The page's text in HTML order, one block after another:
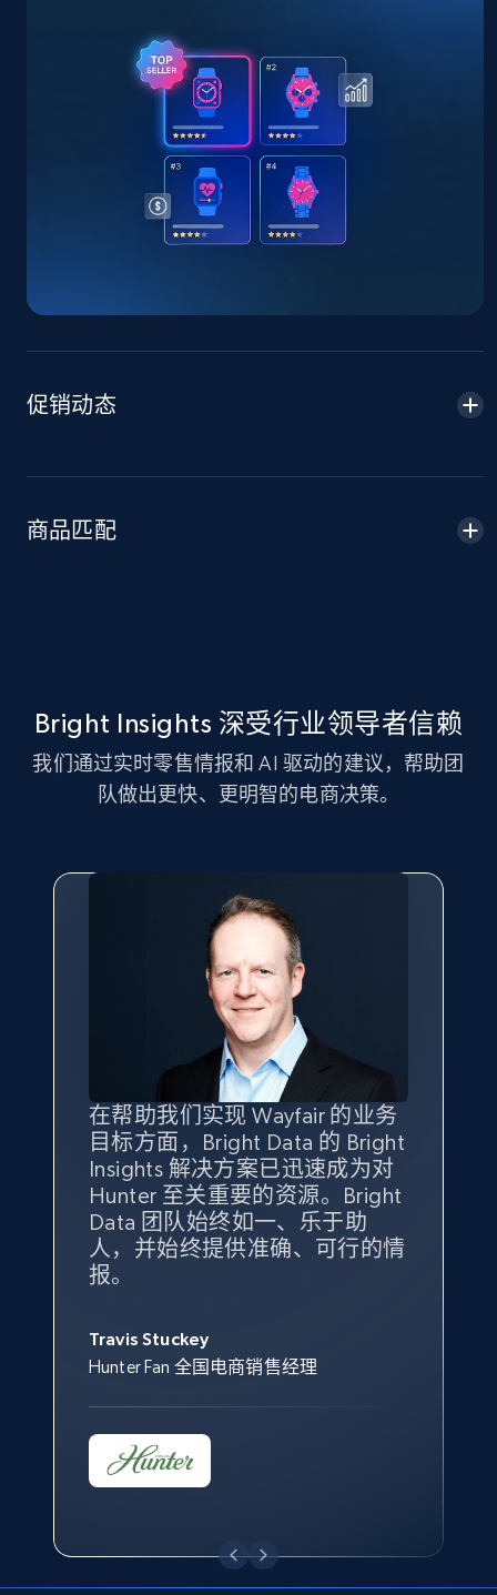
by keywords search
URL, Title, Available, Description, Currency, Initial
price, Final price, Discount percent, and more.
668+ 立即开始
price, Final price, Discount percent, and more.
Seller id, URL, Seller name, Description, Detailed
info, Stars, Feedbacks, Return policy, and more.
eBay
URL, Product id, Title, Seller name, Seller rating,
Seller reviews, Breadcrumbs, Root category, and
more.
eBay - Gather data on products using
specified keywords
URL, Product id, Title, Seller name, Seller rating,
Seller reviews, Breadcrumbs, Root category, and
2.5K+ 359+ 立即开始
eBay - Collect products from shops on eBay
URL, Product id, Title, Seller name, Seller rating,
more.
Seller reviews, Breadcrumbs, Root category, and
more.
促销动态
商品匹配
Bright Insights 深受行业领导者信赖
我们通过实时零售情报和 AI 驱动的建议，帮助团
队做出更快、更明智的电商决策。
在帮助我们实现 Wayfair 的业务
目标方面，Bright Data 的 Bright
Insights 解决方案已迅速成为对
Hunter 至关重要的资源。Bright
Data 团队始终如一、乐于助
人，并始终提供准确、可行的情
报。
Travis Stuckey
Hunter Fan 全国电商销售经理
Bright Insights 的数据极大地支
持了我们公司的目标。每个产品
类别的市场份额帮助我们以主要
竞争对手为基准，而供应商的销
售情况则从战术上帮助我们的营
销团队扩大产品种类。
Overstock 的客户战略与洞察总监
我们之所以选择 Bright
Insights，是因为它能够跟踪销
售情况，并绘制对我们业务至关
重要的竞争产品类别图。
Yael Fridman
Keter 的市场总监
借助 Bright Data 的解决方案，
我们获得了对市场领域、产品、
竞争格局以及消费者行为趋势的
独特且全面的洞察。
Beverly Taylor
Kingston Brass, Inc. 商品规划总监